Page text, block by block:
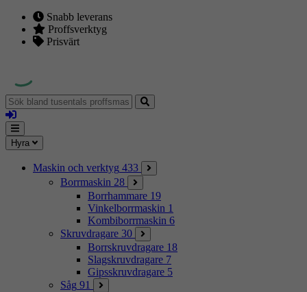
Snabb leverans
Proffsverktyg
Prisvärt
Sök
bland
tusentals
proffsmaskiner
Logga
in
Mina
sidor
Meny
Hyra
Maskin och verktyg 433
Borrmaskin 28
Borrhammare 19
Vinkelborrmaskin 1
Kombiborrmaskin 6
Skruvdragare 30
Borrskruvdragare 18
Slagskruvdragare 7
Gipsskruvdragare 5
Såg 91